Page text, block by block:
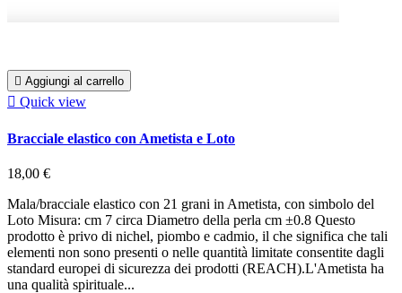
 Aggiungi al carrello
 Quick view
Bracciale elastico con Ametista e Loto
18,00 €
Mala/bracciale elastico con 21 grani in Ametista, con simbolo del
Loto Misura: cm 7 circa Diametro della perla cm ±0.8 Questo
prodotto è privo di nichel, piombo e cadmio, il che significa che tali
elementi non sono presenti o nelle quantità limitate consentite dagli
standard europei di sicurezza dei prodotti (REACH).L'Ametista ha
una qualità spirituale...